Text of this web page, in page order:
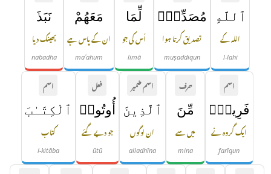
ٱللَّهِ
اللہ کے
l-lahi
مُصَدِّقٌۭ
تصدیق کرتا ہوا
muṣaddiqun
لِّمَا
اُس کی جو
limā
مَعَهُمْ
ان کے پاس ہے
maʿahum
نَبَذَ
پھینک دیا
nabadha
اسم
فَرِيقٌۭ
ایک گروہ نے
farīqun
حرف
مِّنَ
میں سے
mina
اسم ضمیر
ٱلَّذِينَ
ان لوگوں
alladhīna
فعل
أُوتُوا۟
جو دیے گئے
ūtū
اسم
ٱلْكِتَـٰبَ
کتاب
l-kitāba